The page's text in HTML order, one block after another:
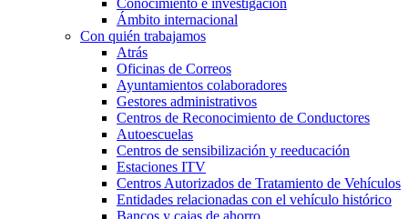
Conocimiento e investigación
Ámbito internacional
Con quién trabajamos
Atrás
Oficinas de Correos
Ayuntamientos colaboradores
Gestores administrativos
Centros de Reconocimiento de Conductores
Autoescuelas
Centros de sensibilización y reeducación
Estaciones ITV
Centros Autorizados de Tratamiento de Vehículos
Entidades relacionadas con el vehículo histórico